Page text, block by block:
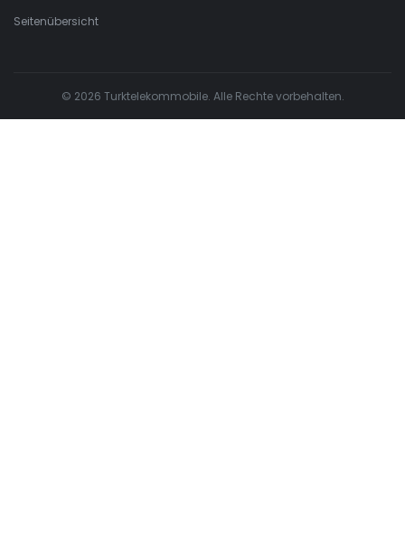
Seitenübersicht
© 2026 Turktelekommobile. Alle Rechte vorbehalten.